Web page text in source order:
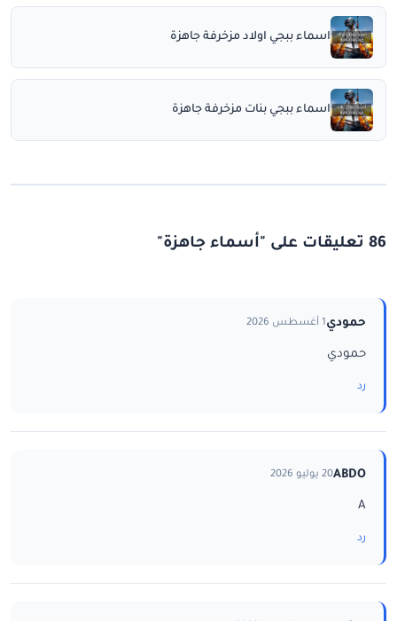
اسماء ببجي اولاد مزخرفة جاهزة
اسماء ببجي بنات مزخرفة جاهزة
86 تعليقات على "أسماء جاهزة"
حمودي1 أغسطس 2026
حمودي
رد
ABDO20 يوليو 2026
A
رد